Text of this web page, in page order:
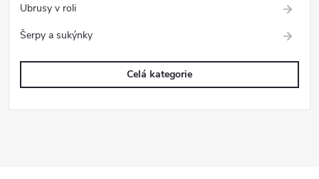
Ubrusy v roli
Šerpy a sukýnky
Celá kategorie